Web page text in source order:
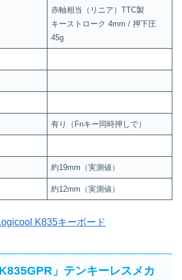
赤軸相当（リニア）TTC製
キーストローク 4mm / 押下圧
45g
有り（Fnキー同時押しで）
約19mm（実測値）
約12mm（実測値）
K835キーボード
」テンキーレスメカ